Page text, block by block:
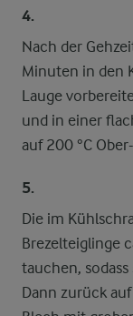
4.
Nach der
Minuten in den
Lauge
und in einer
auf 200 °C
5.
Die im
Brezelteiglinge
tauchen,
Dann zurück